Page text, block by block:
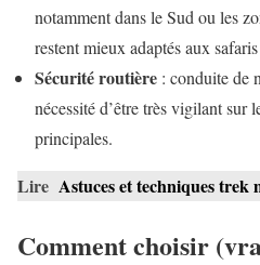
notamment dans le Sud ou les
restent mieux adaptés aux
Sécurité routière : conduite de
nécessité d’être très vigilant sur
principales.
Lire Astuces et techniques trek
Comment choisir